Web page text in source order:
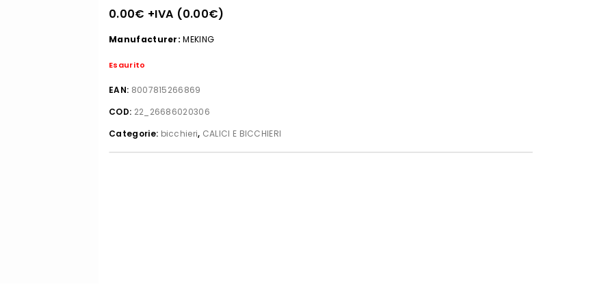
0.00€ +IVA (0.00€)
Manufacturer: MEKING
Esaurito
EAN: 8007815266869
COD: 22_26686020306
Categorie: bicchieri, CALICI E BICCHIERI